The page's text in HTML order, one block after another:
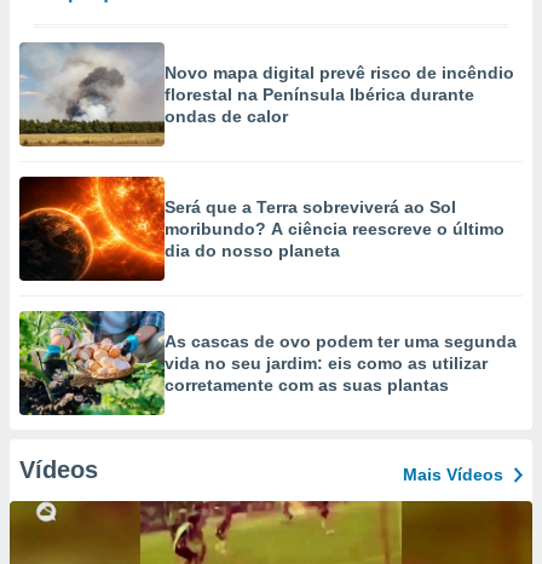
Novo mapa digital prevê risco de incêndio
florestal na Península Ibérica durante
ondas de calor
Será que a Terra sobreviverá ao Sol
moribundo? A ciência reescreve o último
dia do nosso planeta
As cascas de ovo podem ter uma segunda
vida no seu jardim: eis como as utilizar
corretamente com as suas plantas
Vídeos Mais Vídeos